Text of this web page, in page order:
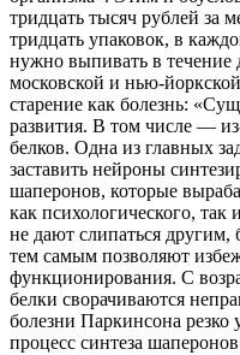
тридцать тысяч рублей за
трид­цать упаковок, в
нужно выпивать в
московской и нью-
старение как болезнь:
развития. В том чис­ле —
белков. Одна из главных
заставить нейроны
шаперонов, которые
как психологического,
не дают слипаться другим,
тем самым позволяют
функционирова­ния. С
белки сворачиваются
болезни Паркинсо­на резко
процесс синтеза